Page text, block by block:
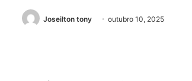
Joseilton tony outubro 10, 2025